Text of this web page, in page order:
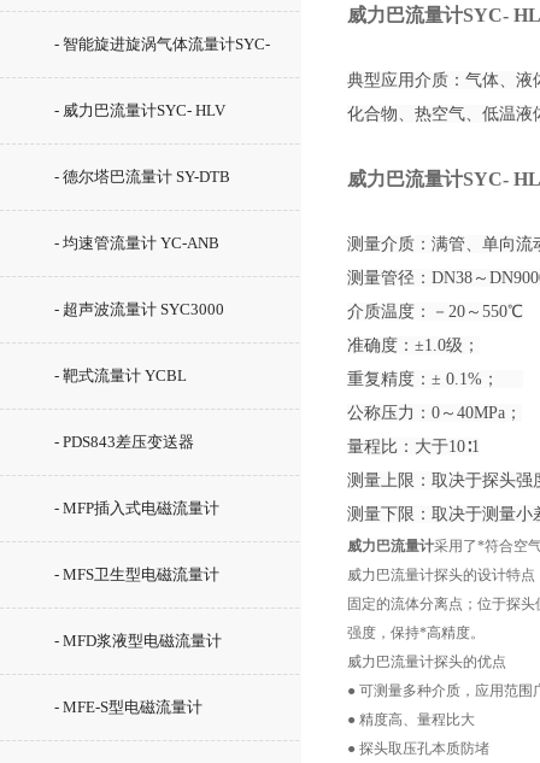
- 智能旋进旋涡气体流量计SYC-
LUX
- 威力巴流量计SYC- HLV
- 德尔塔巴流量计 SY-DTB
- 均速管流量计 YC-ANB
- 超声波流量计 SYC3000
- 靶式流量计 YCBL
- PDS843差压变送器
- MFP插入式电磁流量计
- MFS卫生型电磁流量计
- MFD浆液型电磁流量计
- MFE-S型电磁流量计
威力巴流量计SYC-
典型应用介质：气体、液
化合物、热空气、低温液
威力巴流量计SYC-
测量介质：满管、单向流
测量管径：DN38～
介质温度：－20～550℃
准确度：±1.0级；
重复精度：± 0.1%；
公称压力：0～40MPa；
量程比：大于10∶1
测量上限：取决于探
测量下限：取决于测量小
威力巴流量计采用了*符合空
威力巴流量计探头的设计特点
固定的流体分离点；位于探
强度，保持*高精度。
威力巴流量计探头的优点
● 可测量多种介质，应用范围
● 精度高、量程比大
● 探头取压孔本质防堵